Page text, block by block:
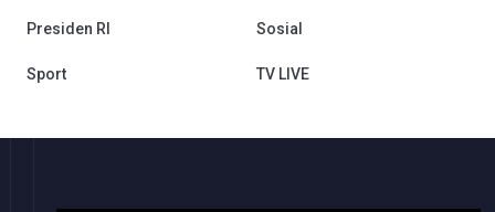
Presiden RI Sosial
Sport TV LIVE